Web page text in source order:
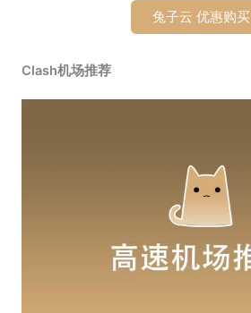
兔子云 优惠购买
Clash机场推荐